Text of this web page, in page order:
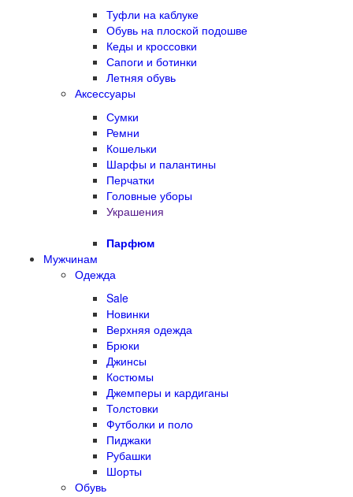
Туфли на каблуке
Обувь на плоской подошве
Кеды и кроссовки
Сапоги и ботинки
Летняя обувь
Аксессуары
Сумки
Ремни
Кошельки
Шарфы и палантины
Перчатки
Головные уборы
Украшения
Парфюм
Мужчинам
Одежда
Sale
Новинки
Верхняя одежда
Брюки
Джинсы
Костюмы
Джемперы и кардиганы
Толстовки
Футболки и поло
Пиджаки
Рубашки
Шорты
Обувь